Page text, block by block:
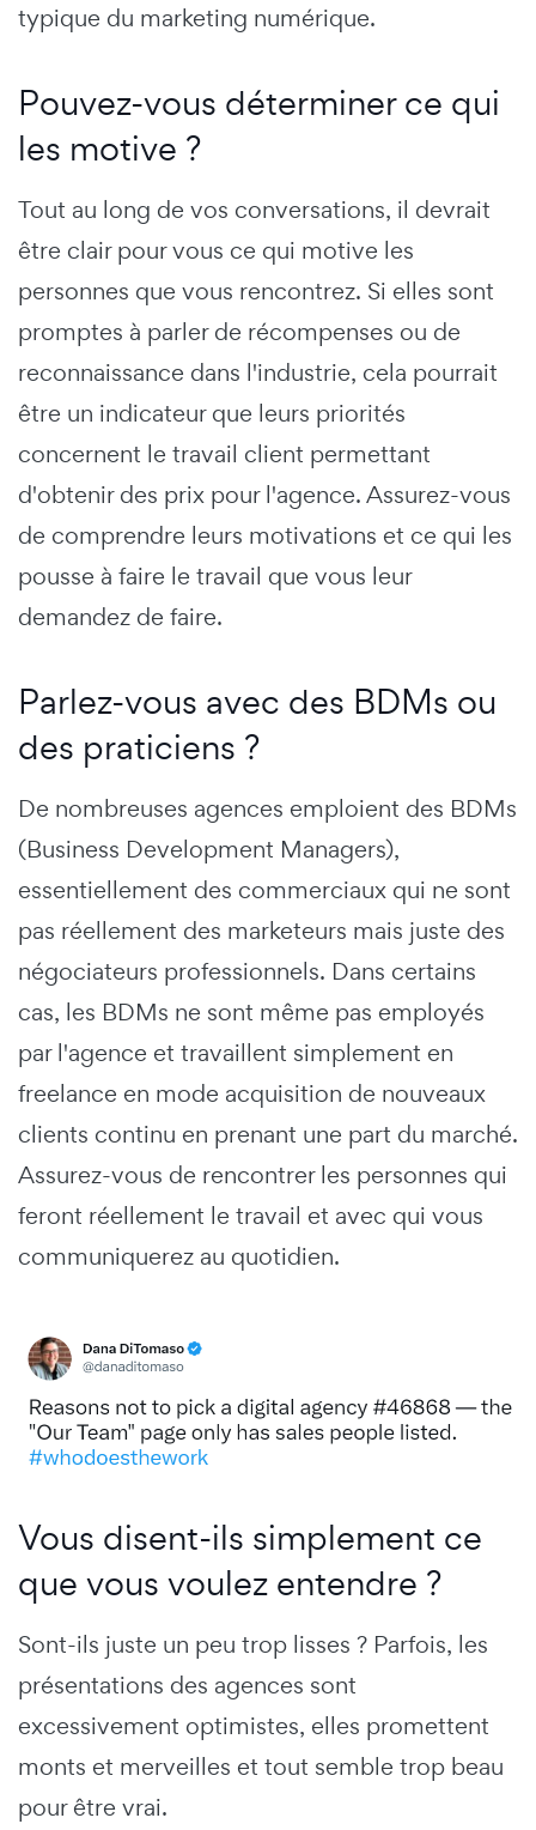
typique du marketing numérique.
Pouvez-vous déterminer ce qui
les motive ?
Tout au long de vos conversations, il devrait
être clair pour vous ce qui motive les
personnes que vous rencontrez. Si elles sont
promptes à parler de récompenses ou de
reconnaissance dans l'industrie, cela pourrait
être un indicateur que leurs priorités
concernent le travail client permettant
d'obtenir des prix pour l'agence. Assurez-vous
de comprendre leurs motivations et ce qui les
pousse à faire le travail que vous leur
demandez de faire.
Parlez-vous avec des BDMs ou
des praticiens ?
De nombreuses agences emploient des BDMs
(Business Development Managers),
essentiellement des commerciaux qui ne sont
pas réellement des marketeurs mais juste des
négociateurs professionnels. Dans certains
cas, les BDMs ne sont même pas employés
par l'agence et travaillent simplement en
freelance en mode acquisition de nouveaux
clients continu en prenant une part du marché.
Assurez-vous de rencontrer les personnes qui
feront réellement le travail et avec qui vous
communiquerez au quotidien.
Vous disent-ils simplement ce
que vous voulez entendre ?
Sont-ils juste un peu trop lisses ? Parfois, les
présentations des agences sont
excessivement optimistes, elles promettent
monts et merveilles et tout semble trop beau
pour être vrai.